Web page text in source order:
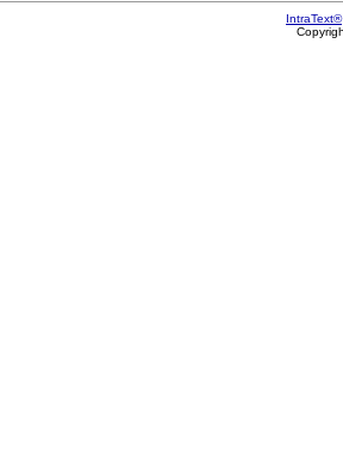
IntraText®